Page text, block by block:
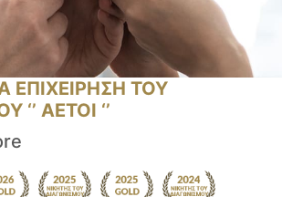
ΕΠΙΧΕΙΡΗΣΗ ΤΟΥ
‘’ ΑΕΤΟΙ ‘’